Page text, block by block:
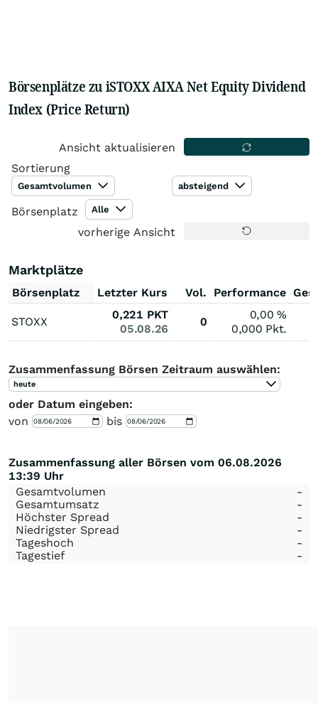
Börsenplätze zu iSTOXX AIXA Net Equity Dividend
Index (Price Return)
Ansicht aktualisieren
Sortierung
Gesamtvolumen absteigend
Börsenplatz Alle
vorherige Ansicht
Marktplätze
Börsenplatz Letzter Kurs Vol. Performance
STOXX
0,221 PKT
05.08.26
0
0,00%
0,000 Pkt.
Zusammenfassung Börsen Zeitraum auswählen:
heute
oder Datum eingeben:
von
bis
Zusammenfassung aller Börsen vom 06.08.2026
13:39 Uhr
Gesamtvolumen
-
Gesamtumsatz
-
Höchster Spread
-
Niedrigster Spread
-
Tageshoch
-
Tagestief
-